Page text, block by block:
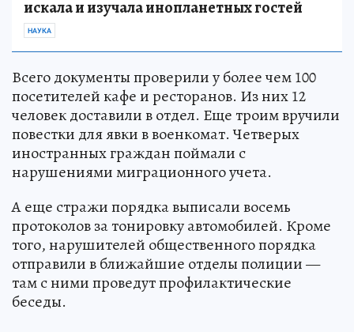
искала и изучала инопланетных гостей
НАУКА
Всего документы проверили у более чем 100
посетителей кафе и ресторанов. Из них 12
человек доставили в отдел. Еще троим вручили
повестки для явки в военкомат. Четверых
иностранных граждан поймали с
нарушениями миграционного учета.
А еще стражи порядка выписали восемь
протоколов за тонировку автомобилей. Кроме
того, нарушителей общественного порядка
отправили в ближайшие отделы полиции —
там с ними проведут профилактические
беседы.